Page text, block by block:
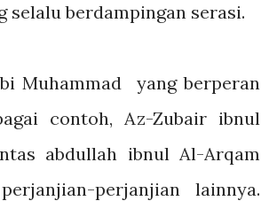
selalu berdampingan serasi.
Muhammad yang berperan
contoh, Az-Zubair ibnul
abdullah ibnul Al-Arqam
perjanjian lainnya.